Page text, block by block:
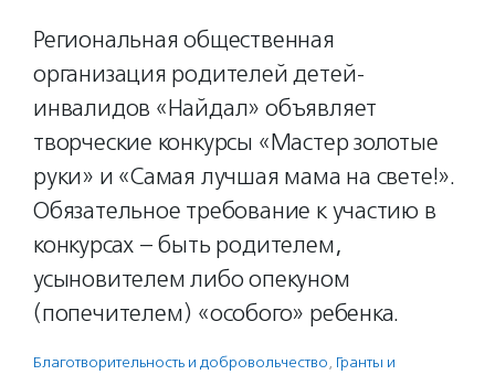
Региональная общественная
организация родителей детей-
инвалидов «Найдал» объявляет
творческие конкурсы «Мастер золотые
руки» и «Самая лучшая мама на свете!».
Обязательное требование к участию в
конкурсах – быть родителем,
усыновителем либо опекуном
(попечителем) «особого» ребенка.
Благотвори­тель­ность и доброволь­чест­во, Гранты и